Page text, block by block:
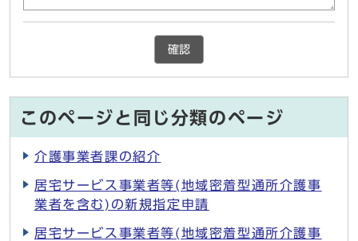
確認
このページと同じ分類のページ
介護事業者課の紹介
居宅サービス事業者等(地域密着型通所介護事
業者を含む)の新規指定申請
居宅サービス事業者等(地域密着型通所介護事